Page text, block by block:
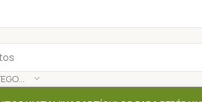
SELECCIONAR CATEGORÍA